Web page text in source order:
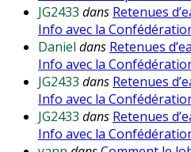
JG2433 dans Retenues
Info avec la
Daniel dans Retenues
Info avec la
JG2433 dans Retenues
Info avec la
JG2433 dans Retenues
Info avec la